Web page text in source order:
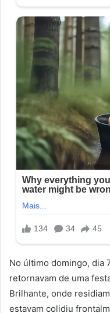
No último domingo, dia
retornavam de uma
Brilhante, onde
estavam colidiu